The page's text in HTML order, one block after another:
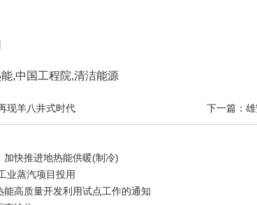
,中国工程院,清洁能源
现羊八井式时代 下一篇：
加快推进地热能供暖(制冷)
业蒸汽项目投用
能高质量开发利用试点工作的通知